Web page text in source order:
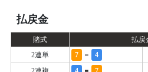
払戻金
賭式 払戻
2連単
7 - 4